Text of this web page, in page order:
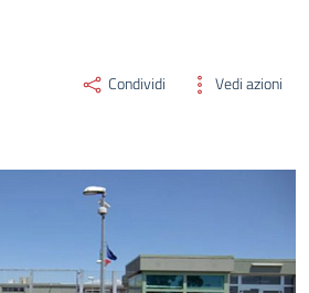
Condividi Vedi azioni